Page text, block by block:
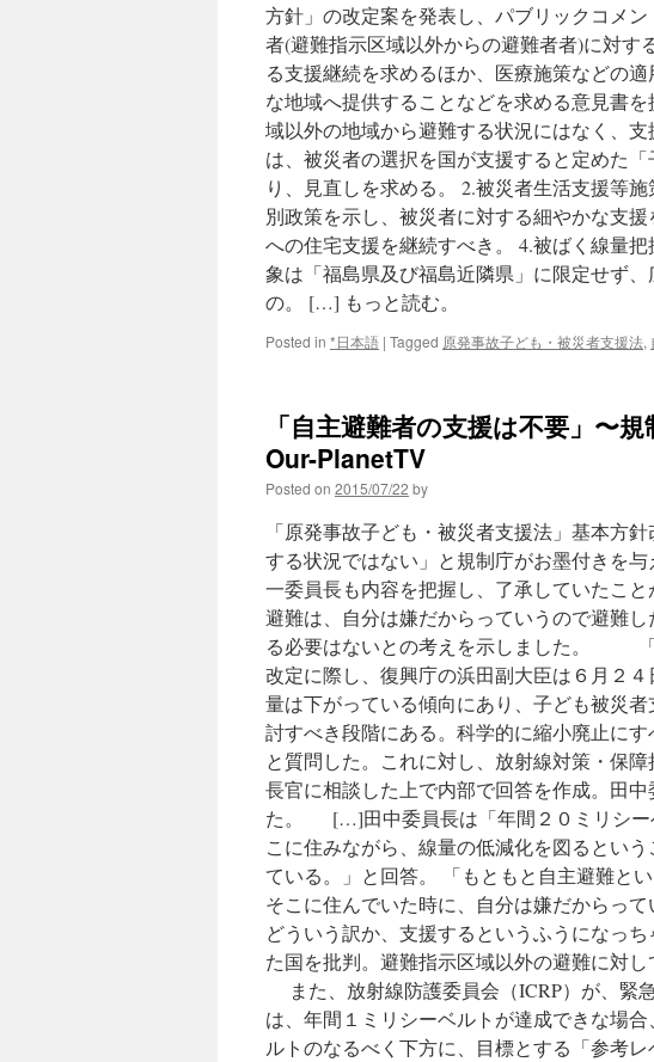
方針」の改定案を発表し、パブリックコメ
者(避難指示区域以外からの避難者者)に対す
る支援継続を求めるほか、医療施策などの
な地域へ提供することなどを求める意見書
域以外の地域から避難する状況にはなく、
は、被災者の選択を国が支援すると定めた
り、見直しを求める。 2.被災者生活支援等
別政策を示し、被災者に対する細やかな支
への住宅支援を継続すべき。 4.被ばく線量
象は「福島県及び福島近隣県」に限定せず
の。 […] もっと読む。
Posted in *日本語 | Tagged 原発事故子ども・被災者支援法,
「自主避難者の支援は不要」〜
Our-PlanetTV
Posted on 2015/07/22 by
「原発事故子ども・被災者支援法」基本方
する状況ではない」と規制庁がお墨付きを
一委員長も内容を把握し、了承していたこ
避難は、自分は嫌だからっていうので避難
る必要はないとの考えを示しました。 「
改定に際し、復興庁の浜田副大臣は６月２
量は下がっている傾向にあり、子ども被災
討すべき段階にある。科学的に縮小廃止に
と質問した。これに対し、放射線対策・保
長官に相談した上で内部で回答を作成。田
た。 […]田中委員長は「年間２０ミリシー
こに住みながら、線量の低減化を図るとい
ている。」と回答。 「もともと自主避難と
そこに住んでいた時に、自分は嫌だからっ
どういう訳か、支援するというふうになっ
た国を批判。避難指示区域以外の避難に対
また、放射線防護委員会（ICRP）が、緊
は、年間１ミリシーベルトが達成できな場
ルトのなるべく下方に、目標とする「参考